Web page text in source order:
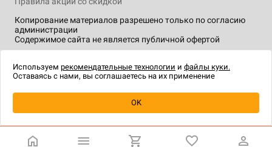
Копирование материалов разрешено только по согласию
администрации
Содержимое сайта не является публичной офертой
технологии.
Используем рекомендательные технологии и файлы куки.
Оставаясь с нами, вы соглашаетесь на их применение
OK